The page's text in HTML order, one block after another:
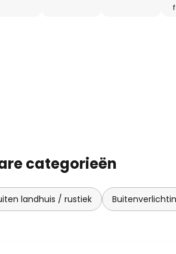
categorieën
landhuis / rustiek